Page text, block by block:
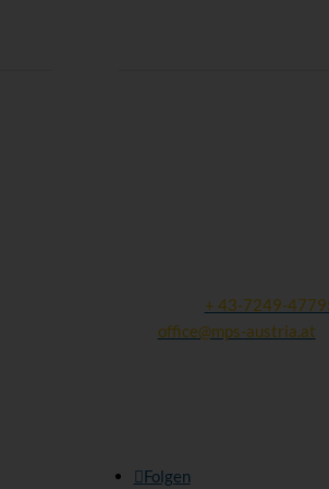
+ 43-7249-
office@mps-austria.at
Folgen